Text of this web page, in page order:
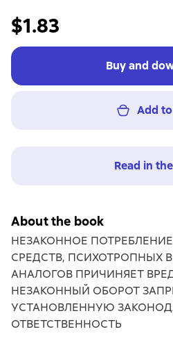
$1.83
Buy and
Add
Read in
About the book
НЕЗАКОННОЕ
СРЕДСТВ, ПСИХОТРОПНЫХ
АНАЛОГОВ ПРИЧИНЯЕТ
НЕЗАКОННЫЙ ОБОРОТ
УСТАНОВЛЕННУЮ
ОТВЕТСТВЕННОСТЬ